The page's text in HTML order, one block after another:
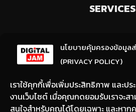
นโยบายคุ้มครองข้อมูล
(PRIVACY POLICY)
เราใช้คุกกี้เพื่อเพิ่มประสิทธิภาพ และป
งานเว็บไซต์ เมื่อคุณกดยอมรับเราจะส
สนใจสำหรับคุณได้โดยเฉพาะ และหา
SERVICES
(ให้มีการเลือกความสนใจ / ชอบข่า